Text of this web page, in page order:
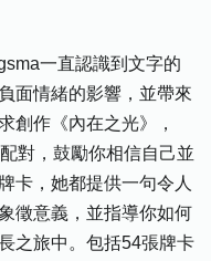
一直認識到文字的
面情緒的影響，並帶來
創作《內在之光》，
對，鼓勵你相信自己並
卡，她都提供一句令人
徵意義，並指導你如何
之旅中。包括54張牌卡